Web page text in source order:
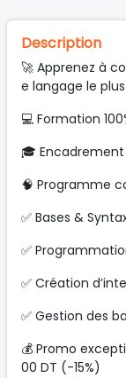
Description
🚀 Apprenez à
e langage le
💻 Formation
🎓
🧠 Programme
✅ Bases &
✅
✅ Création
✅ Gestion des
💰 Promo
00 DT (-15%)